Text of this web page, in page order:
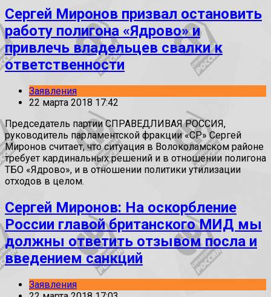
Сергей Миронов призвал остановить
работу полигона «Ядрово» и
привлечь владельцев свалки к
ответственности
Заявления
22 марта 2018 17:42
Председатель партии СПРАВЕДЛИВАЯ РОССИЯ,
руководитель парламентской фракции «СР» Сергей
Миронов считает, что ситуация в Волоколамском районе
требует кардинальных решений и в отношении полигона
ТБО «Ядрово», и в отношении политики утилизации
отходов в целом.
Сергей Миронов: На оскорбление
России главой британского МИД мы
должны ответить отзывом посла и
введением санкций
Заявления